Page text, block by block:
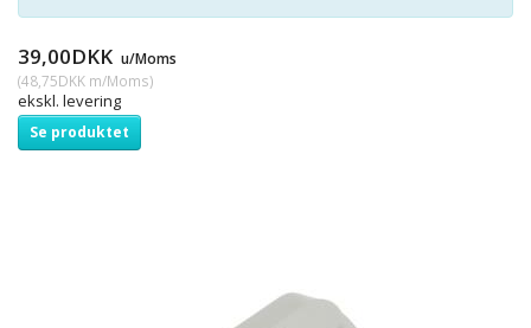
39,00DKK u/Moms
(48,75DKK m/Moms)
ekskl. levering
Se produktet